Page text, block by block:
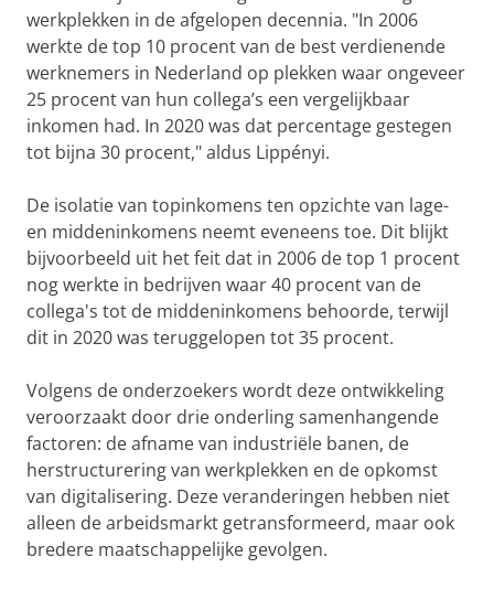
werkplekken in de afgelopen decennia. "In 2006
werkte de top 10 procent van de best verdienende
werknemers in Nederland op plekken waar ongeveer
25 procent van hun collega’s een vergelijkbaar
inkomen had. In 2020 was dat percentage gestegen
tot bijna 30 procent," aldus Lippényi.
De isolatie van topinkomens ten opzichte van lage-
en middeninkomens neemt eveneens toe. Dit blijkt
bijvoorbeeld uit het feit dat in 2006 de top 1 procent
nog werkte in bedrijven waar 40 procent van de
collega's tot de middeninkomens behoorde, terwijl
dit in 2020 was teruggelopen tot 35 procent.
Volgens de onderzoekers wordt deze ontwikkeling
veroorzaakt door drie onderling samenhangende
factoren: de afname van industriële banen, de
herstructurering van werkplekken en de opkomst
van digitalisering. Deze veranderingen hebben niet
alleen de arbeidsmarkt getransformeerd, maar ook
bredere maatschappelijke gevolgen.